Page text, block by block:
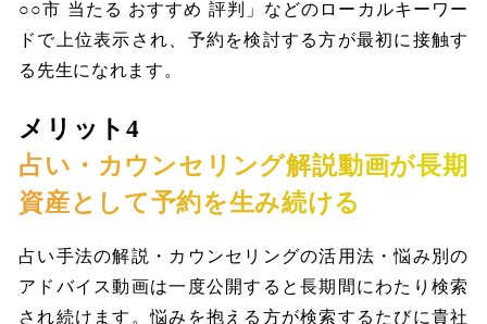
○○市 当たる おすすめ 評判」などのローカルキーワー
ドで上位表示され、予約を検討する方が最初に接触す
る先生になれます。
メリット4
占い・カウンセリング解説動画が長期
資産として予約を生み続ける
占い手法の解説・カウンセリングの活用法・悩み別の
アドバイス動画は一度公開すると長期間にわたり検索
され続けます。悩みを抱える方が検索するたびに貴社